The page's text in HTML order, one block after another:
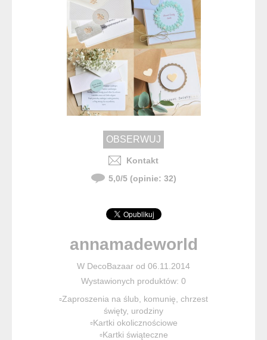
Kontakt
5,0/5(opinie: 32)
annamadeworld
W DecoBazaar od 06.11.2014
Wystawionych produktów: 0
▫️Zaproszenia na ślub, komunię, chrzest
święty, urodziny
▫️Kartki okolicznościowe
▫️Kartki świąteczne